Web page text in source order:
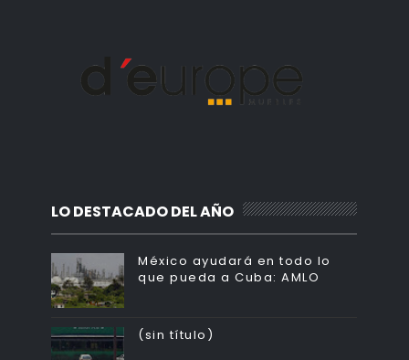
LO DESTACADO DEL AÑO
México ayudará en todo lo
que pueda a Cuba: AMLO
(sin título)